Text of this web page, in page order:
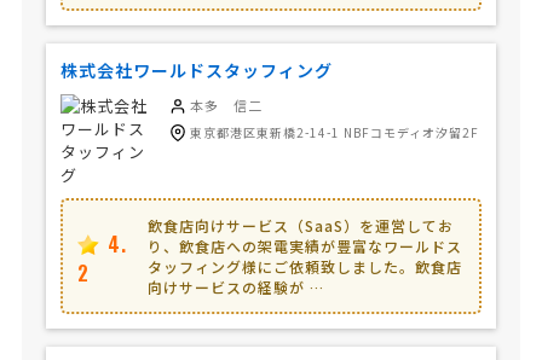
株式会社ワールドスタッフィング
本多 信二
東京都港区東新橋2-14-1 NBFコモディオ汐留2F
4.
2
飲食店向けサービス（SaaS）を運営してお
り、飲食店への架電実績が豊富なワールドス
タッフィング様にご依頼致しました。飲食店
向けサービスの経験が …